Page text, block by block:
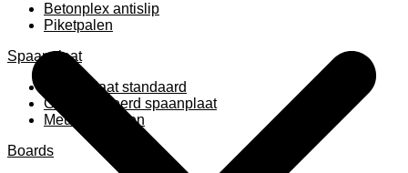
Betonplex antislip
Piketpalen
Spaanplaat
Spaanplaat standaard
Geplastificeerd spaanplaat
Meubelpanelen
Boards